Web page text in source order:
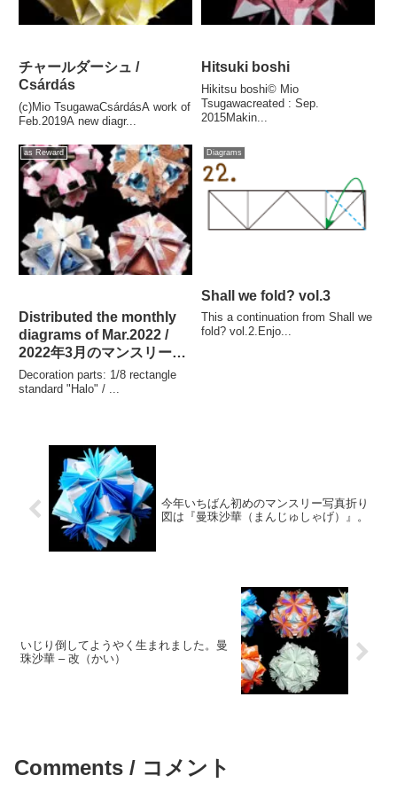
チャールダーシュ /
Csárdás
(c)Mio TsugawaCsárdásA work of
Feb.2019A new diagr...
Hitsuki boshi
Hikitsu boshi© Mio
Tsugawacreated : Sep.
2015Makin...
as Reward
Distributed the monthly
diagrams of Mar.2022 /
2022年3月のマンスリー折
り図が配信されました！
Decoration parts: 1/8 rectangle
standard "Halo" / ...
Diagrams
Shall we fold? vol.3
This a continuation from Shall we
fold? vol.2.Enjo...
今年いちばん初めのマンスリー写真折り
図は『曼珠沙華（まんじゅしゃげ）』。
いじり倒してようやく生まれました。曼
珠沙華 – 改（かい）
Comments / コメント